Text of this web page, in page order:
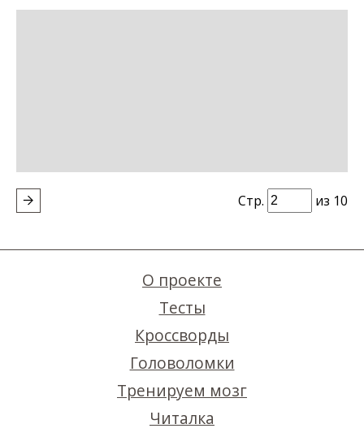
Стр. из 10
О проекте
Тесты
Кроссворды
Головоломки
Тренируем мозг
Читалка